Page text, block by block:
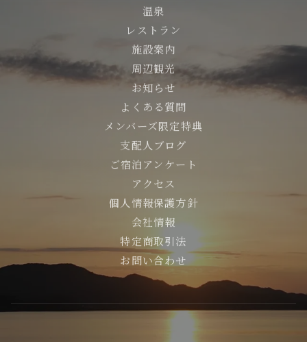
温泉
レストラン
施設案内
周辺観光
お知らせ
よくある質問
メンバーズ限定特典
支配人ブログ
ご宿泊アンケート
アクセス
個人情報保護方針
会社情報
特定商取引法
お問い合わせ